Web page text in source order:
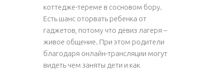
коттедже-тереме в сосновом бору.
Есть шанс оторвать ребенка от
гаджетов, потому что девиз лагеря –
живое общение. При этом родители
благодаря онлайн-трансляции могут
видеть чем заняты дети и как